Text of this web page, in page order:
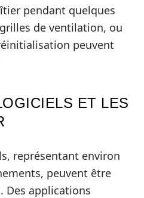
pendant quelques
de ventilation, ou
peuvent
ET LES
représentant environ
peuvent être
Des applications